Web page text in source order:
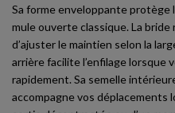
Sa forme enveloppante protège
mule ouverte classique. La
d’ajuster le maintien selon la
arrière facilite l’enfilage lorsque
rapidement. Sa semelle
accompagne vos déplacements